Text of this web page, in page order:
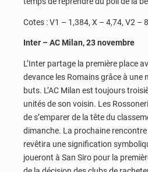
Cotes : V1 – 1,384, X – 4,74, V2 –
Inter – AC Milan, 23 novembre
L’Inter partage la première place
devance les Romains grâce à une
buts. L’AC Milan est toujours
unités de son voisin. Les
de s’emparer de la tête du
dimanche. La prochaine
revêtira une signification
joueront à San Siro pour la